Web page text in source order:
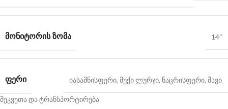
ᲛᲝᲜᲘᲢᲝᲠᲘᲡ ᲖᲝᲛᲐ 14″
ᲤᲔᲠᲘ იასამნისფერი, მუქი ლურჯი, ნაცრისფერი, შავი
შეკვეთა და ტრანსპორტირება